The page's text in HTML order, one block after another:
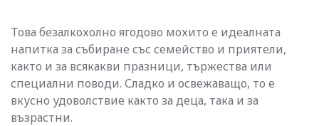
Това безалкохолно ягодово мохито е идеалната
напитка за събиране със семейство и приятели,
както и за всякакви празници, тържества или
специални поводи. Сладко и освежаващо, то е
вкусно удоволствие както за деца, така и за
възрастни.